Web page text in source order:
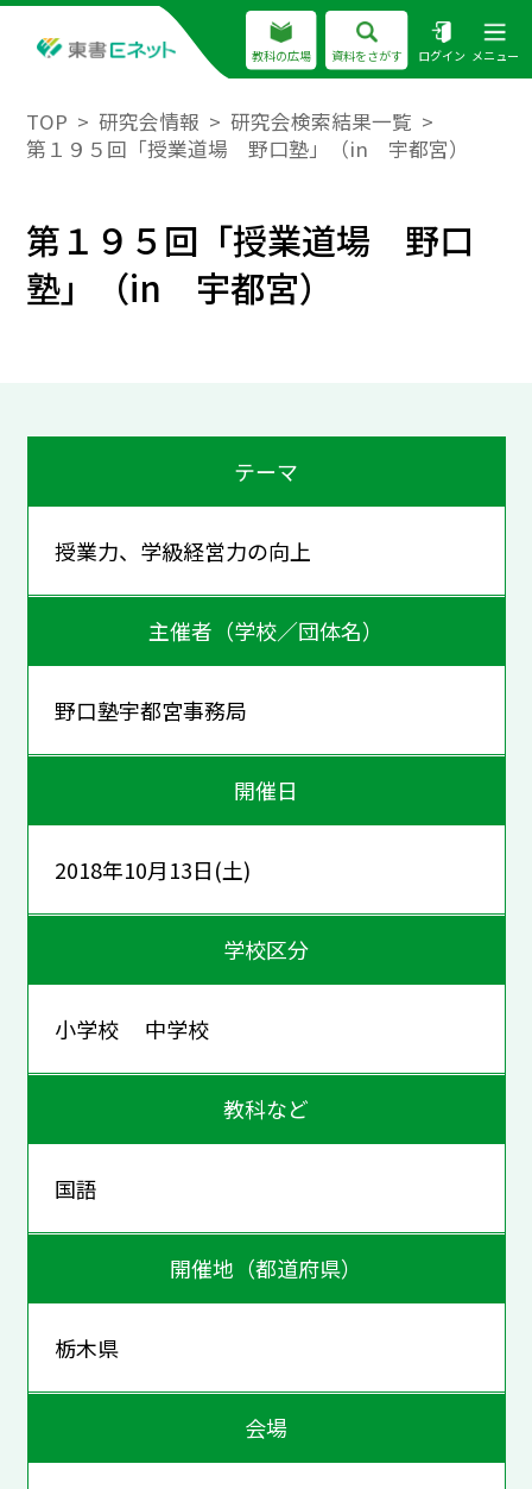
教科の広場 資料をさがす ログイン メニュー
TOP 研究会情報
研究会検索結果一覧
第１９５回「授業道場 野口塾」（in 宇都宮）
第１９５回「授業道場 野口
塾」（in 宇都宮）
テーマ
授業力、学級経営力の向上
主催者（学校／団体名）
野口塾宇都宮事務局
開催日
2018年10月13日(土)
学校区分
小学校 中学校
教科など
国語
開催地（都道府県）
栃木県
会場